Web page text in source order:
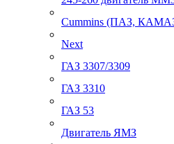
Cummins (ПАЗ,
Next
ГАЗ 3307/3309
ГАЗ 3310
ГАЗ 53
Двигатель ЯМЗ